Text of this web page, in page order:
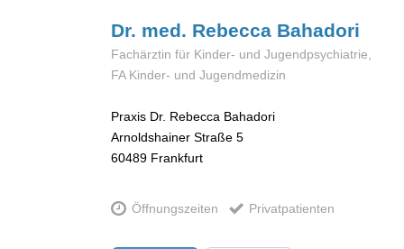
Dr. med. Rebecca Bahadori
Fachärztin für Kinder- und Jugendpsychiatrie,
FA Kinder- und Jugendmedizin
Praxis Dr. Rebecca Bahadori
Arnoldshainer Straße 5
60489 Frankfurt
Öffnungszeiten Privatpatienten